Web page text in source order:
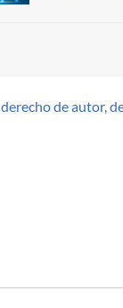
derecho de autor,